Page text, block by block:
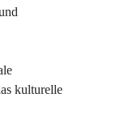
kulturelle